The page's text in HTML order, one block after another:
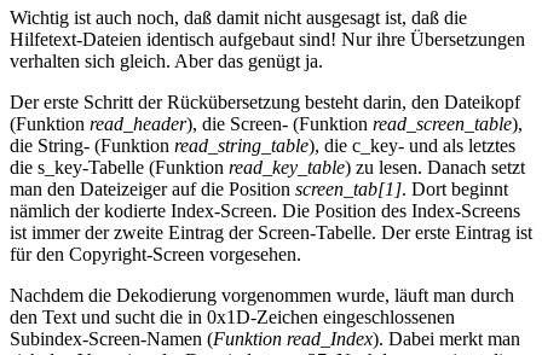
Wichtig ist auch noch, daß damit nicht ausgesagt ist, daß die
Hilfetext-Dateien identisch aufgebaut sind! Nur ihre Übersetzungen
verhalten sich gleich. Aber das genügt ja.
Der erste Schritt der Rückübersetzung besteht darin, den Dateikopf
(Funktion read_header), die Screen- (Funktion read_screen_table),
die String- (Funktion read_string_table), die c_key- und als letztes
die s_key-Tabelle (Funktion read_key_table) zu lesen. Danach setzt
man den Dateizeiger auf die Position screen_tab[1]. Dort beginnt
nämlich der kodierte Index-Screen. Die Position des Index-Screens
ist immer der zweite Eintrag der Screen-Tabelle. Der erste Eintrag ist
für den Copyright-Screen vorgesehen.
Nachdem die Dekodierung vorgenommen wurde, läuft man durch
den Text und sucht die in 0x1D-Zeichen eingeschlossenen
Subindex-Screen-Namen (Funktion read_Index). Dabei merkt man